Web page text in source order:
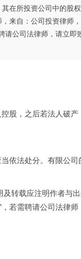
在所投资公司中的股
来自：公司投资律师
请公司法律师，请立
股，之后若法人破
依法处分。有限公司
转载应注明作者与出
若需聘请公司法律师